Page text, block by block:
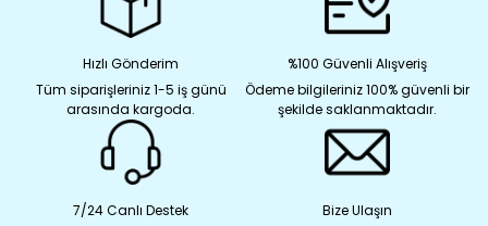
Hızlı Gönderim
Tüm siparişleriniz 1-5 iş günü
arasında kargoda.
%100 Güvenli Alışveriş
Ödeme bilgileriniz 100% güvenli bir
şekilde saklanmaktadır.
7/24 Canlı Destek
Bize Ulaşın